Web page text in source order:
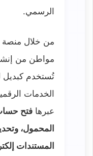
الرسمي.
من خلال منصة
مواطن من
تُستخدم كبديل
الخدمات
عبرها فتح
المحمول،
المستندات